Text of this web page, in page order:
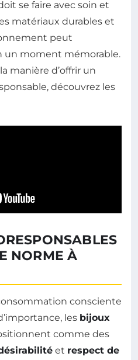
se faire avec soin et
matériaux durables et
peut
un moment mémorable.
manière d’offrir un
découvrez les
NORME À
consciente
les bijoux
comme des
et respect de